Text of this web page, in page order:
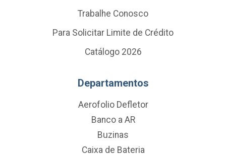
Trabalhe Conosco
Para Solicitar Limite de Crédito
Catálogo 2026
Departamentos
Aerofolio Defletor
Banco a AR
Buzinas
Caixa de Bateria